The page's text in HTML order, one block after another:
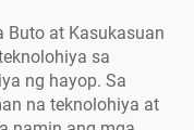
Buto at Kasukasuan
sa
ng hayop. Sa
na teknolohiya at